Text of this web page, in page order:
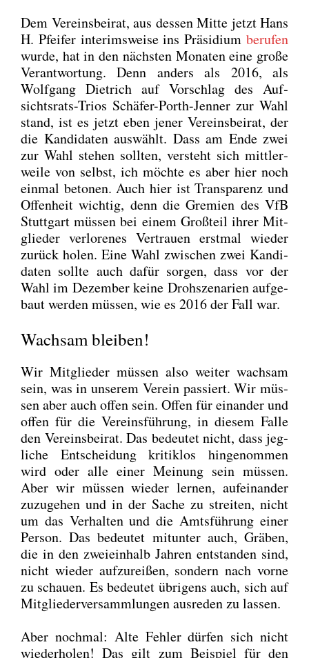
Dem Ver­eins­bei­rat, aus des­sen Mit­te jetzt Hans
H. Pfei­fer inte­rims­wei­se ins Prä­si­di­um beru­fen
wur­de, hat in den nächs­ten Mona­ten eine gro­ße
Ver­ant­wor­tung. Denn anders als 2016, als
Wolf­gang Diet­rich auf Vor­schlag des Auf­
sichts­rats-Tri­os Schä­fer-Porth-Jen­ner zur Wahl
stand, ist es jetzt eben jener Ver­eins­bei­rat, der
die Kan­di­da­ten aus­wählt. Dass am Ende zwei
zur Wahl ste­hen soll­ten, ver­steht sich mitt­ler­
wei­le von selbst, ich möch­te es aber hier noch
ein­mal beto­nen. Auch hier ist Trans­pa­renz und
Offen­heit wich­tig, denn die Gre­mi­en des VfB
Stutt­gart müs­sen bei einem Groß­teil ihrer Mit­
glie­der ver­lo­re­nes Ver­trau­en erst­mal wie­der
zurück holen. Eine Wahl zwi­schen zwei Kan­di­
da­ten soll­te auch dafür sor­gen, dass vor der
Wahl im Dezem­ber kei­ne Droh­sze­na­ri­en auf­ge­
baut wer­den müs­sen, wie es 2016 der Fall war.
Wachsam bleiben!
Wir Mit­glie­der müs­sen also wei­ter wach­sam
sein, was in unse­rem Ver­ein pas­siert. Wir müs­
sen aber auch offen sein. Offen für ein­an­der und
offen für die Ver­eins­füh­rung, in die­sem Fal­le
den Ver­eins­bei­rat. Das bedeu­tet nicht, dass jeg­
li­che Ent­schei­dung kri­tik­los hin­ge­nom­men
wird oder alle einer Mei­nung sein müs­sen.
Aber wir müs­sen wie­der ler­nen, auf­ein­an­der
zuzu­ge­hen und in der Sache zu strei­ten, nicht
um das Ver­hal­ten und die Amts­füh­rung einer
Per­son. Das bedeu­tet mit­un­ter auch, Grä­ben,
die in den zwei­ein­halb Jah­ren ent­stan­den sind,
nicht wie­der auf­zu­rei­ßen, son­dern nach vor­ne
zu schau­en. Es bedeu­tet übri­gens auch, sich auf
Mit­glie­der­ver­samm­lun­gen aus­re­den zu las­sen.
Aber noch­mal: Alte Feh­ler dür­fen sich nicht
wie­der­ho­len! Das gilt zum Bei­spiel für den